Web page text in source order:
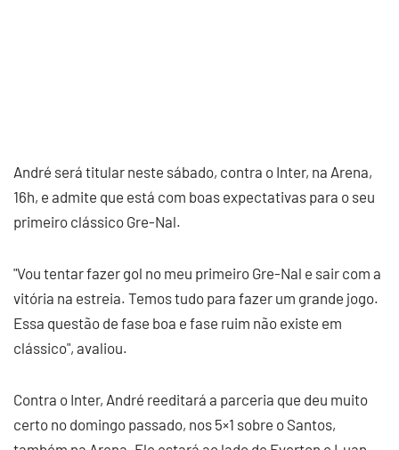
André será titular neste sábado, contra o Inter, na Arena,
16h, e admite que está com boas expectativas para o seu
primeiro clássico Gre-Nal.
"Vou tentar fazer gol no meu primeiro Gre-Nal e sair com a
vitória na estreia. Temos tudo para fazer um grande jogo.
Essa questão de fase boa e fase ruim não existe em
clássico", avaliou.
Contra o Inter, André reeditará a parceria que deu muito
certo no domingo passado, nos 5×1 sobre o Santos,